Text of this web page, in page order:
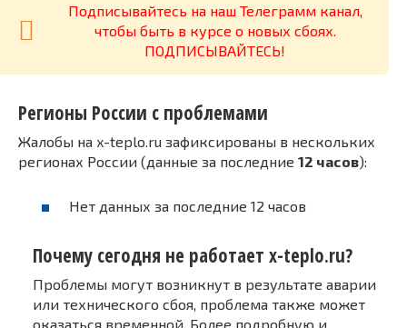
Подписывайтесь на наш Телеграмм канал,
чтобы быть в курсе о новых сбоях.
ПОДПИСЫВАЙТЕСЬ!
Регионы России с проблемами
Жалобы на x-teplo.ru зафиксированы в нескольких
регионах России (данные за последние 12 часов):
Нет данных за последние 12 часов
Почему сегодня не работает x-teplo.ru?
Проблемы могут возникнут в результате аварии
или технического сбоя, проблема также может
оказаться временной. Более подробную и